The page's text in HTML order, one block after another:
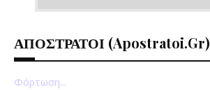
ΑΠΟΣΤΡΑΤΟΙ (apostratoi.gr)
Φόρτωση...